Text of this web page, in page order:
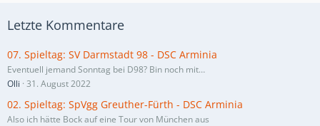
Letzte Kommentare
07. Spieltag: SV Darmstadt 98 - DSC Arminia
Eventuell jemand Sonntag bei D98? Bin noch mit…
Olli 31. August 2022
02. Spieltag: SpVgg Greuther-Fürth - DSC Arminia
Also ich hätte Bock auf eine Tour von München aus